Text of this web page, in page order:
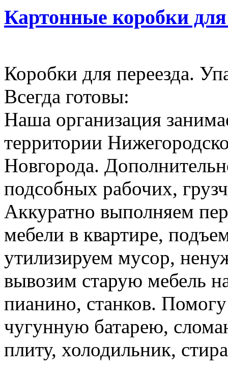
Картонные коробки для
Коробки для переезда.
Всегда готовы:
Наша организация
территории
Новгорода.
подсобных рабочих,
Аккуратно выполняем
мебели в квартире,
утилизируем мусор,
вывозим старую мебель
пианино, станков.
чугунную батарею,
плиту, холодильник,